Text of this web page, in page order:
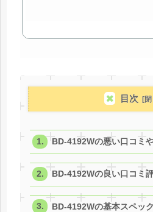
目次
BD-4192Wの悪い口コミ
BD-4192Wの良い口コミ
BD-4192Wの基本スペック